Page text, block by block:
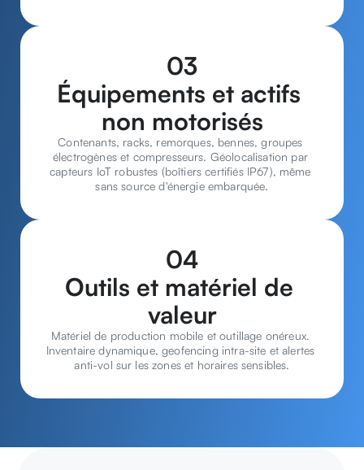
03
Équipements et actifs
non motorisés
Contenants, racks, remorques, bennes, groupes
électrogènes et compresseurs. Géolocalisation par
capteurs IoT robustes (boîtiers certifiés IP67), même
sans source d'énergie embarquée.
04
Outils et matériel de
valeur
Matériel de production mobile et outillage onéreux.
Inventaire dynamique, geofencing intra-site et alertes
anti-vol sur les zones et horaires sensibles.